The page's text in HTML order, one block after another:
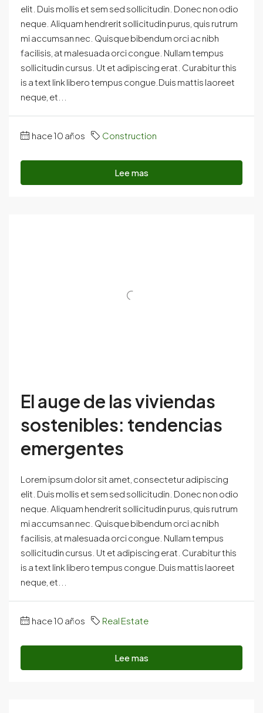
elit. Duis mollis et sem sed sollicitudin. Donec non odio
neque. Aliquam hendrerit sollicitudin purus, quis rutrum
mi accumsan nec. Quisque bibendum orci ac nibh
facilisis, at malesuada orci congue. Nullam tempus
sollicitudin cursus. Ut et adipiscing erat. Curabitur this
is a text link libero tempus congue.Duis mattis laoreet
neque, et...
hace 10 años Construction
Lee mas
El auge de las viviendas
sostenibles: tendencias
emergentes
Lorem ipsum dolor sit amet, consectetur adipiscing
elit. Duis mollis et sem sed sollicitudin. Donec non odio
neque. Aliquam hendrerit sollicitudin purus, quis rutrum
mi accumsan nec. Quisque bibendum orci ac nibh
facilisis, at malesuada orci congue. Nullam tempus
sollicitudin cursus. Ut et adipiscing erat. Curabitur this
is a text link libero tempus congue.Duis mattis laoreet
neque, et...
hace 10 años Real Estate
Lee mas